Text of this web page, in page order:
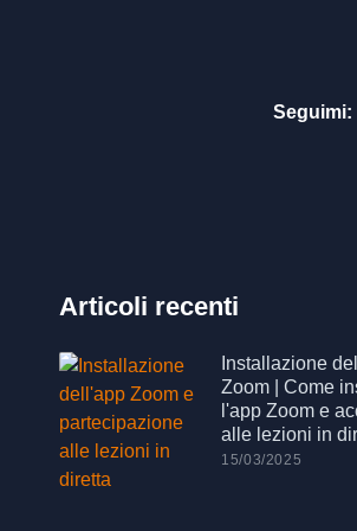
Seguimi:
Articoli recenti
Installazione
Zoom | Come
l'app Zoom e
alle lezioni in
15/03/2025